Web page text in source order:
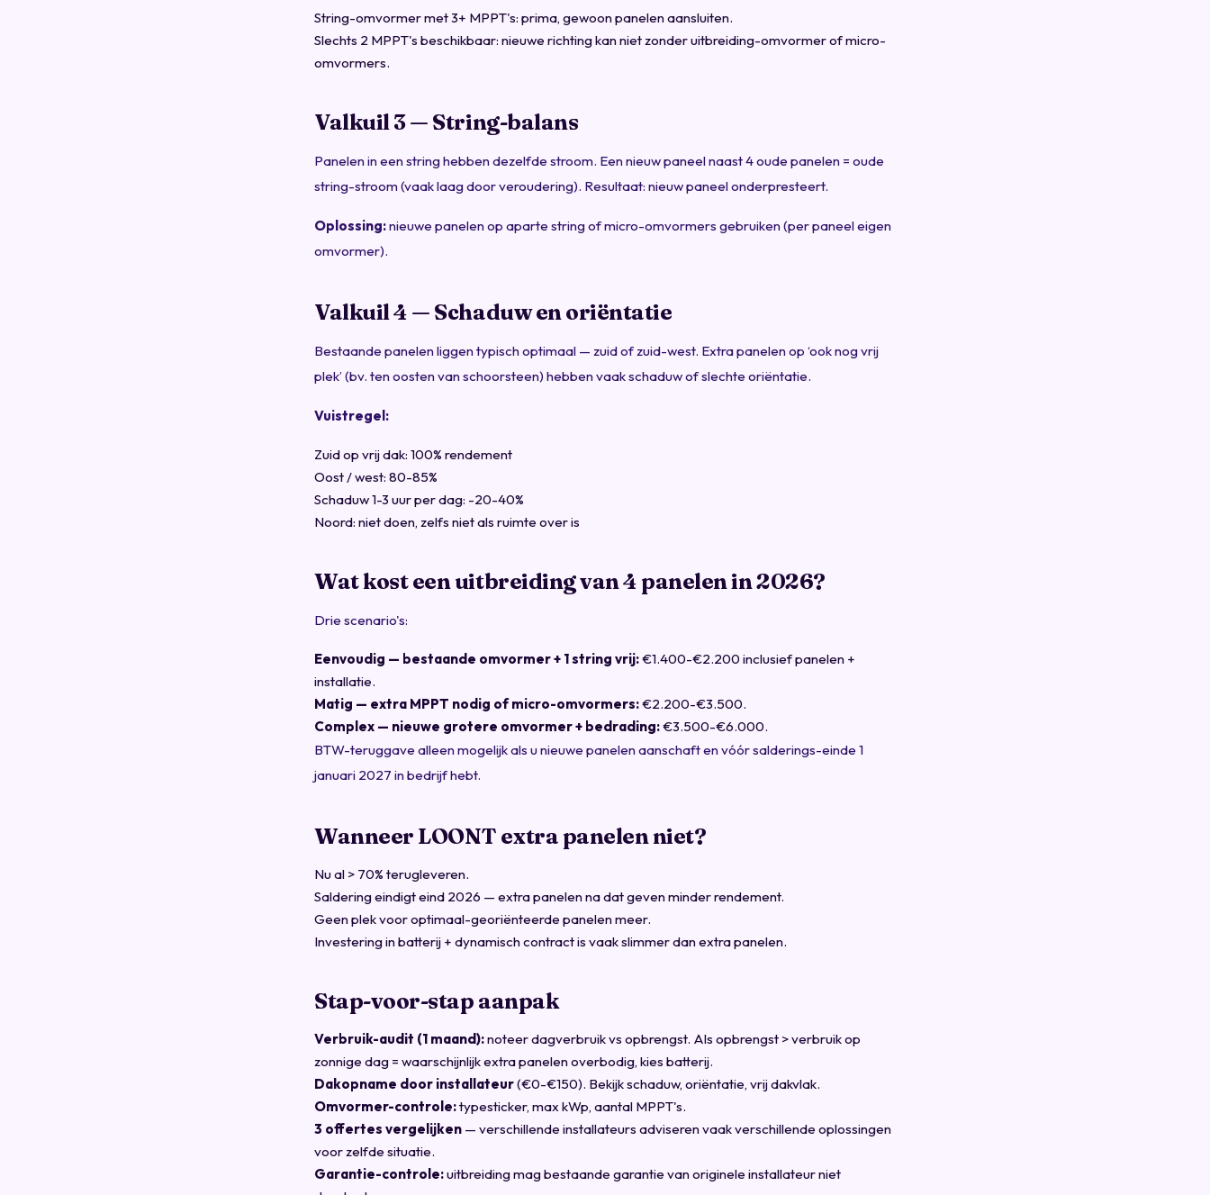
String-omvormer met 3+ MPPT's: prima, gewoon panelen aansluiten.
Slechts 2 MPPT's beschikbaar: nieuwe richting kan niet zonder uitbreiding-omvormer of micro-
omvormers.
Valkuil 3 — String-balans
Panelen in een string hebben dezelfde stroom. Een nieuw paneel naast 4 oude panelen = oude
string-stroom (vaak laag door veroudering). Resultaat: nieuw paneel onderpresteert.
Oplossing:nieuwe panelen op aparte string of micro-omvormers gebruiken (per paneel eigen
omvormer).
Valkuil 4 — Schaduw en oriëntatie
Bestaande panelen liggen typisch optimaal — zuid of zuid-west. Extra panelen op ‘ook nog vrij
plek’ (bv. ten oosten van schoorsteen) hebben vaak schaduw of slechte oriëntatie.
Vuistregel:
Zuid op vrij dak: 100% rendement
Oost / west: 80-85%
Schaduw 1-3 uur per dag: -20-40%
Noord: niet doen, zelfs niet als ruimte over is
Wat kost een uitbreiding van 4 panelen in 2026?
Drie scenario's:
Eenvoudig — bestaande omvormer + 1 string vrij:€1.400-€2.200 inclusief panelen +
installatie.
Matig — extra MPPT nodig of micro-omvormers:€2.200-€3.500.
Complex — nieuwe grotere omvormer + bedrading:€3.500-€6.000.
BTW-teruggave alleen mogelijk als u nieuwe panelen aanschaft en vóór salderings-einde 1
januari 2027 in bedrijf hebt.
Wanneer LOONT extra panelen niet?
Nu al > 70% terugleveren.
Saldering eindigt eind 2026 — extra panelen na dat geven minder rendement.
Geen plek voor optimaal-georiënteerde panelen meer.
Investering in batterij + dynamisch contract is vaak slimmer dan extra panelen.
Stap-voor-stap aanpak
Verbruik-audit (1 maand):noteer dagverbruik vs opbrengst. Als opbrengst > verbruik op
zonnige dag = waarschijnlijk extra panelen overbodig, kies batterij.
Dakopname door installateur(€0-€150). Bekijk schaduw, oriëntatie, vrij dakvlak.
Omvormer-controle:typesticker, max kWp, aantal MPPT's.
3 offertes vergelijken — verschillende installateurs adviseren vaak verschillende oplossingen
voor zelfde situatie.
Garantie-controle:uitbreiding mag bestaande garantie van originele installateur niet